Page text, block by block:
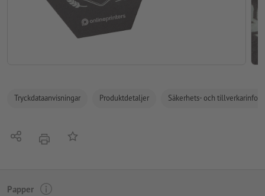
Tryckdataanvisningar Produktdetaljer Säkerhets- och
Dela erbjudandePå anteckningslistan
Papper